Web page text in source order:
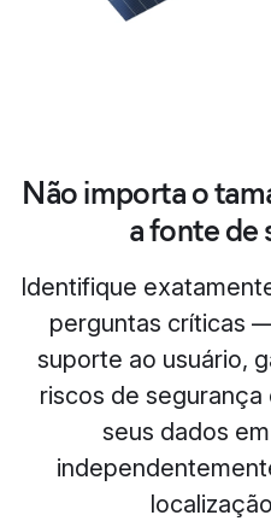
Não importa o
a fonte de
Identifique
perguntas críticas
suporte ao usuário,
riscos de
seus dados